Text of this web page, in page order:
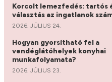
Korcolt lemezfedés: tartós
választás az ingatlanok
2026. JÚLIUS 24.
Hogyan gyorsítható fel a
vendéglátóhelyek konyhai
munkafolyamata?
2026. JÚLIUS 23.